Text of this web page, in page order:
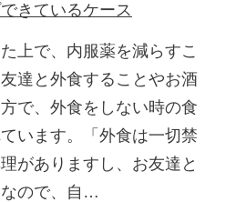
きているケース
上で、内服薬を減らすこ
達と外食することやお酒
で、外食をしない時の食
います。「外食は一切禁
がありますし、お友達と
ので、自…